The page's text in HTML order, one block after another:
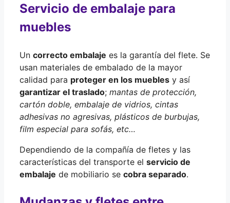
Servicio de embalaje para
muebles
Un correcto embalaje es la garantía del flete. Se
usan materiales de embalado de la mayor
calidad para proteger en los muebles y así
garantizar el traslado; mantas de protección,
cartón doble, embalaje de vidrios, cintas
adhesivas no agresivas, plásticos de burbujas,
film especial para sofás, etc…
Dependiendo de la compañía de fletes y las
características del transporte el servicio de
embalaje de mobiliario se cobra separado.